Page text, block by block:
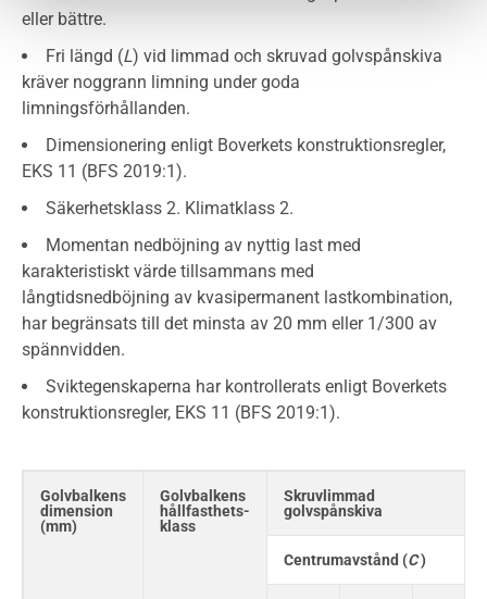
eller bättre.
Fri längd (L) vid limmad och skruvad golvspånskiva
kräver noggrann limning under goda
limningsförhållanden.
Dimensionering enligt Boverkets konstruktionsregler,
EKS 11 (BFS 2019:1).
Säkerhetsklass 2. Klimatklass 2.
Momentan nedböjning av nyttig last med
karakteristiskt värde tillsammans med
långtidsnedböjning av kvasipermanent lastkombination,
har begränsats till det minsta av 20 mm eller 1/300 av
spännvidden.
Sviktegenskaperna har kontrollerats enligt Boverkets
konstruktionsregler, EKS 11 (BFS 2019:1).
Golvbalkens
dimension
(mm)
Golvbalkens
hållfasthets-
klass
Skruvlimmad
golvspånskiva
Centrumavstånd (C)